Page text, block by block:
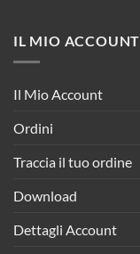
IL MIO ACCOUNT
Il Mio Account
Ordini
Traccia il tuo ordine
Download
Dettagli Account